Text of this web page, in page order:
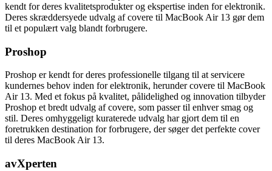
kendt for deres kvalitetsprodukter og ekspertise inden for elektronik.
Deres skræddersyede udvalg af covere til MacBook Air 13 gør dem
til et populært valg blandt forbrugere.
Proshop
Proshop er kendt for deres professionelle tilgang til at servicere
kundernes behov inden for elektronik, herunder covere til MacBook
Air 13. Med et fokus på kvalitet, pålidelighed og innovation tilbyder
Proshop et bredt udvalg af covere, som passer til enhver smag og
stil. Deres omhyggeligt kuraterede udvalg har gjort dem til en
foretrukken destination for forbrugere, der søger det perfekte cover
til deres MacBook Air 13.
avXperten